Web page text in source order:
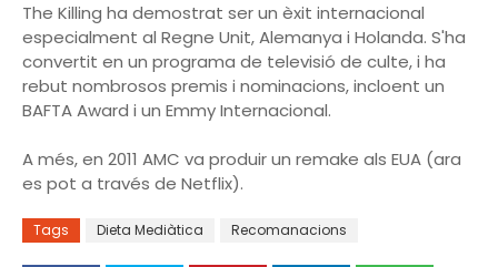
The Killing ha demostrat ser un èxit internacional
especialment al Regne Unit, Alemanya i Holanda. S'ha
convertit en un programa de televisió de culte, i ha
rebut nombrosos premis i nominacions, incloent un
BAFTA Award i un Emmy Internacional.
A més, en 2011 AMC va produir un remake als EUA (ara
es pot a través de Netflix).
Tags Dieta Mediàtica Recomanacions